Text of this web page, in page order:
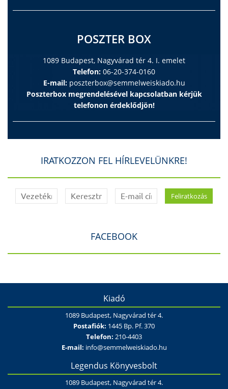
POSZTER BOX
1089 Budapest, Nagyvárad tér 4. I. emelet
Telefon: 06-20-374-0160
E-mail: poszterbox@semmelweiskiado.hu
Poszterbox megrendelésével kapcsolatban kérjük
telefonon érdeklődjön!
IRATKOZZON FEL HÍRLEVELÜNKRE!
FACEBOOK
Kiadó
1089 Budapest, Nagyvárad tér 4.
Postafiók: 1445 Bp. Pf. 370
Telefon: 210-4403
E-mail: info@semmelweiskiado.hu
Legendus Könyvesbolt
1089 Budapest, Nagyvárad tér 4.